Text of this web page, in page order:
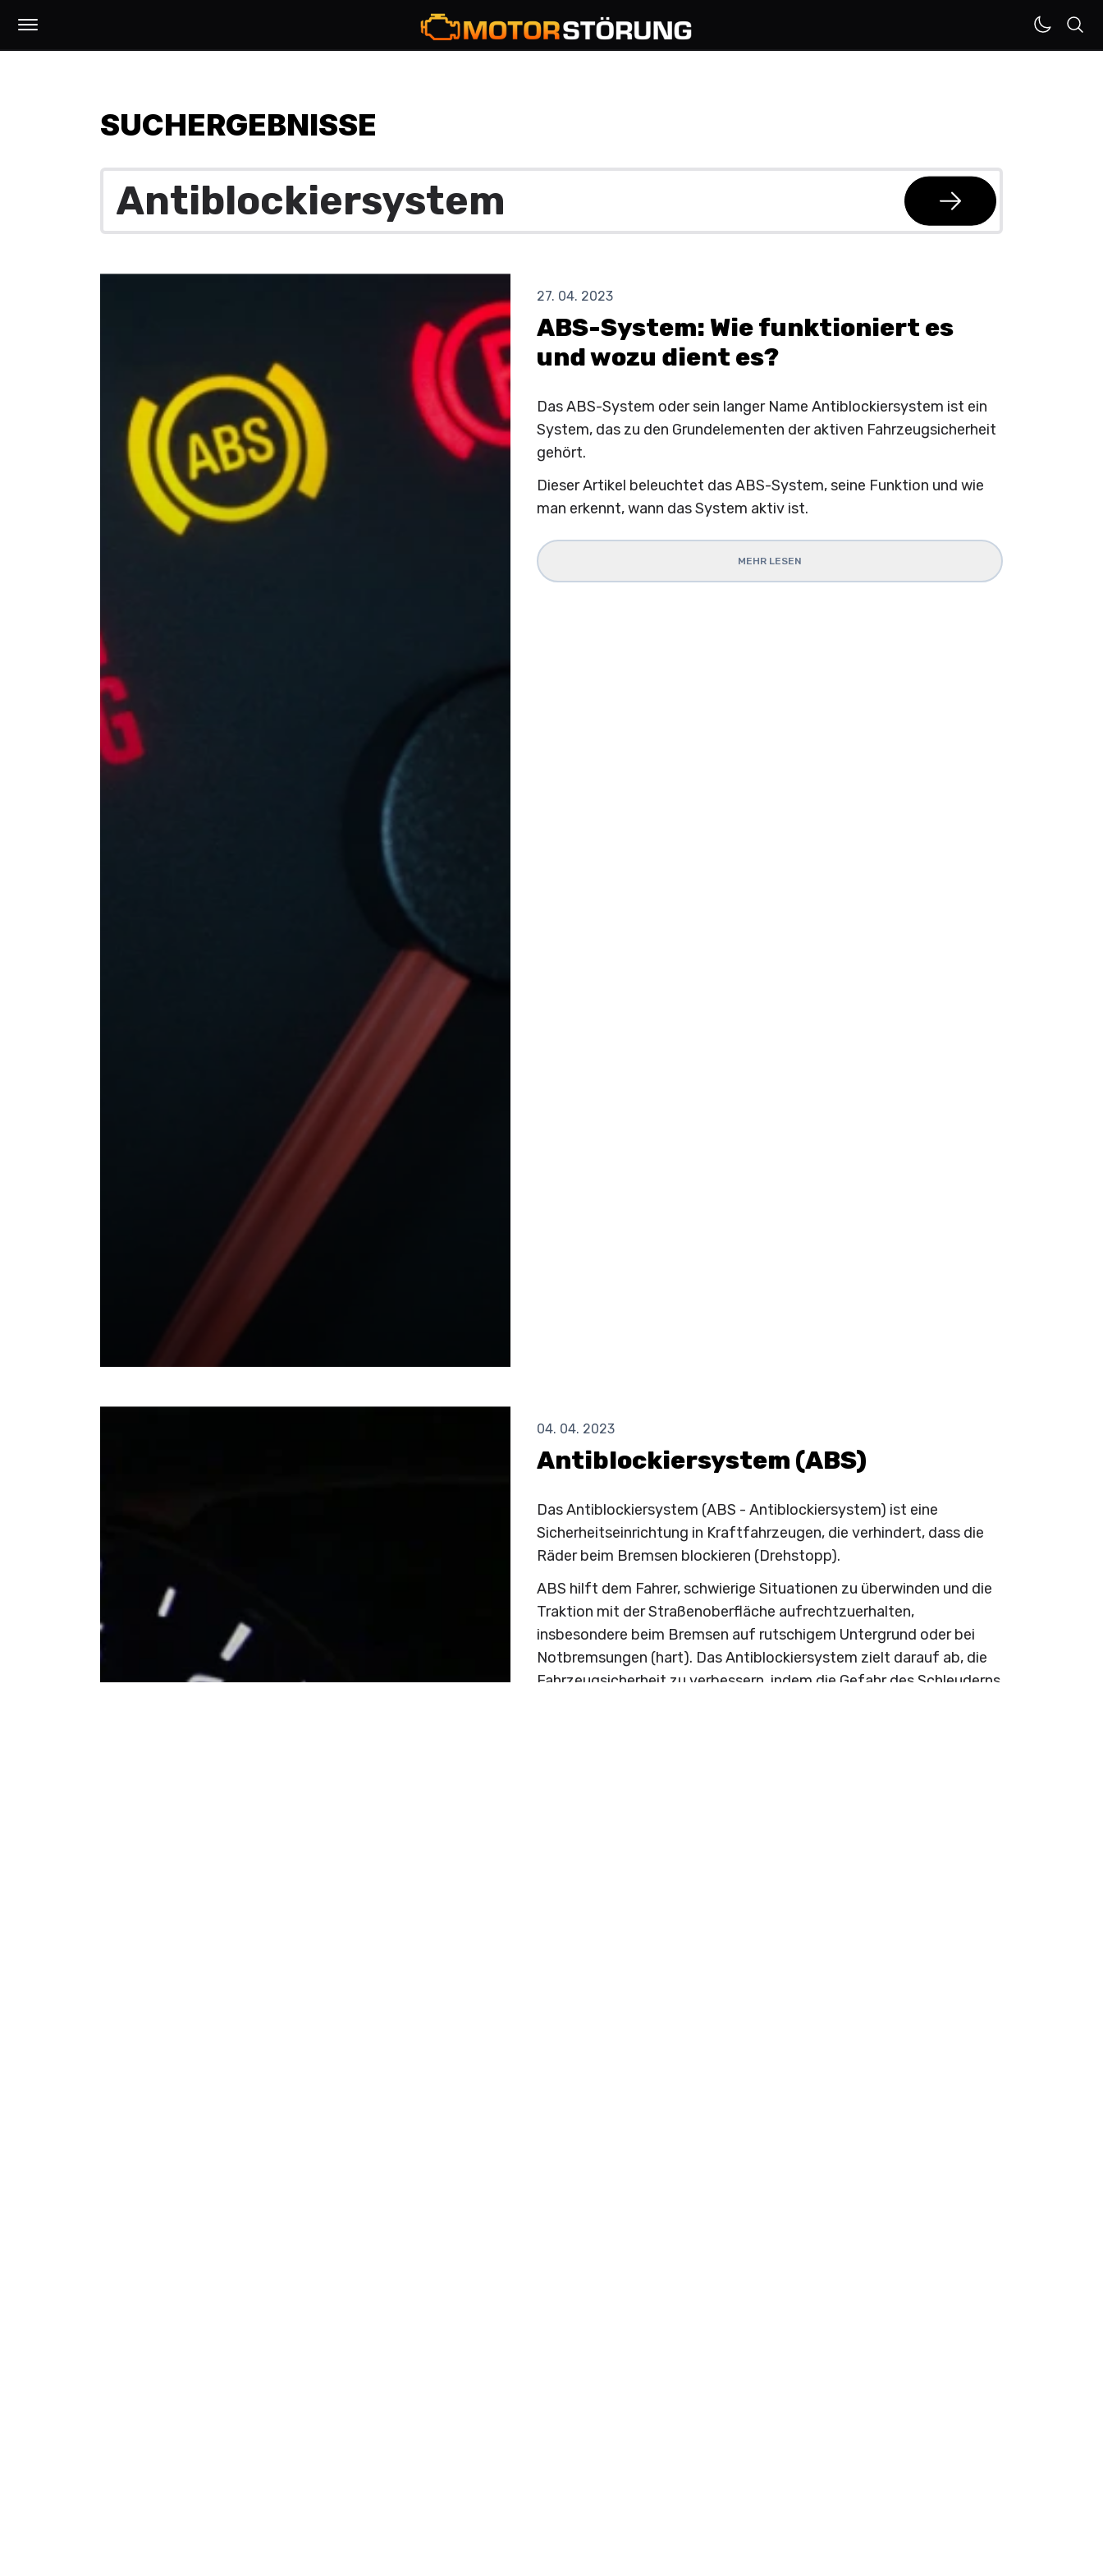
SUCHERGEBNISSE
27. 04. 2023
ABS-System: Wie funktioniert es
und wozu dient es?
Das ABS-System oder sein langer Name Antiblockiersystem ist ein
System, das zu den Grundelementen der aktiven Fahrzeugsicherheit
gehört.
Dieser Artikel beleuchtet das ABS-System, seine Funktion und wie
man erkennt, wann das System aktiv ist.
MEHR LESEN
04. 04. 2023
Antiblockiersystem (ABS)
Das Antiblockiersystem (ABS - Antiblockiersystem) ist eine
Sicherheitseinrichtung in Kraftfahrzeugen, die verhindert, dass die
Räder beim Bremsen blockieren (Drehstopp).
ABS hilft dem Fahrer, schwierige Situationen zu überwinden und die
Traktion mit der Straßenoberfläche aufrechtzuerhalten,
insbesondere beim Bremsen auf rutschigem Untergrund oder bei
Notbremsungen (hart). Das Antiblockiersystem zielt darauf ab, die
Fahrzeugsicherheit zu verbessern, indem die Gefahr des Schleuderns